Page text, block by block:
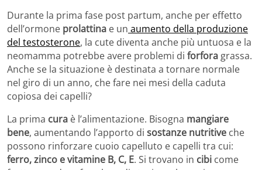
Durante la prima fase post partum, anche per effetto
dell’ormone prolattina e un aumento della produzione
del testosterone, la cute diventa anche più untuosa e la
neomamma potrebbe avere problemi di forfora grassa.
Anche se la situazione è destinata a tornare normale
nel giro di un anno, che fare nei mesi della caduta
copiosa dei capelli?
La prima cura è l’alimentazione. Bisogna mangiare
bene, aumentando l’apporto di sostanze nutritive che
possono rinforzare cuoio capelluto e capelli tra cui:
ferro, zinco e vitamine B, C, E. Si trovano in cibi come